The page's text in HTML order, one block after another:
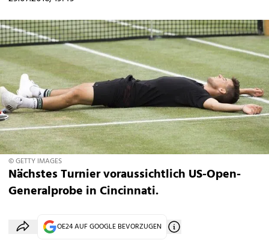
© GETTY IMAGES
Nächstes Turnier voraussichtlich US-Open-
Generalprobe in Cincinnati.
OE24 AUF GOOGLE BEVORZUGEN